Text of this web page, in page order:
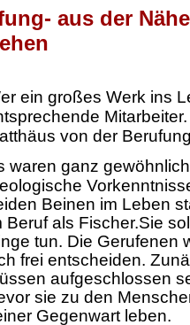
aus der
ein großes Werk ins
von der
waren ganz
Beinen im Leben
Beruf als Fischer.Sie
tun. Die Gerufenen
frei entscheiden.
aufgeschlossen
sie zu den
Gegenwart leben.